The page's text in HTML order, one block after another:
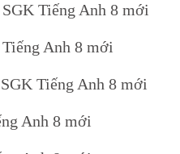
Tiếng Anh 8 mới
Anh 8 mới
Tiếng Anh 8 mới
Anh 8 mới